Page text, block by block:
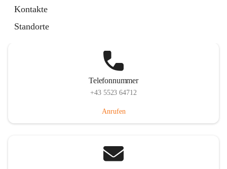
Kontakte
Standorte
Telefonnummer
+43 5523 64712
Anrufen